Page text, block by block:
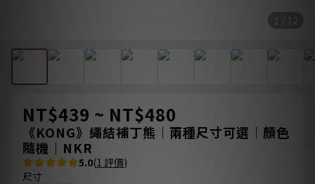
1 / 12
NT$439 ~ NT$480
《KONG》繩結補丁熊｜兩種尺寸可選｜顏色
隨機｜NKR
5.0(1 評價)
尺寸